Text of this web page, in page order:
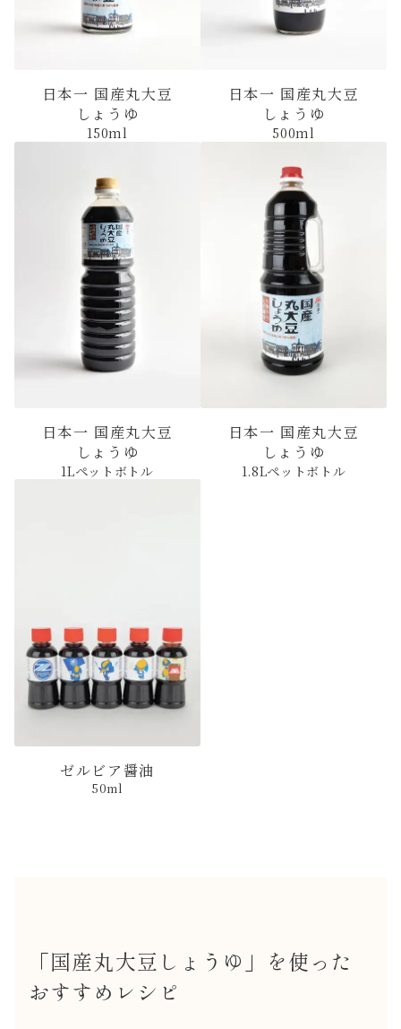
日本一 国産丸大豆
しょうゆ
150ml
日本一 国産丸大豆
しょうゆ
500ml
日本一 国産丸大豆
しょうゆ
1Lペットボトル
日本一 国産丸大豆
しょうゆ
1.8Lペットボトル
ゼルビア醤油
50ml
「国産丸大豆しょうゆ」を使った
おすすめレシピ